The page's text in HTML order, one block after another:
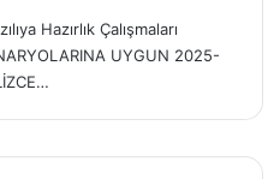
Hazırlık Çalışmaları
UYGUN 2025-